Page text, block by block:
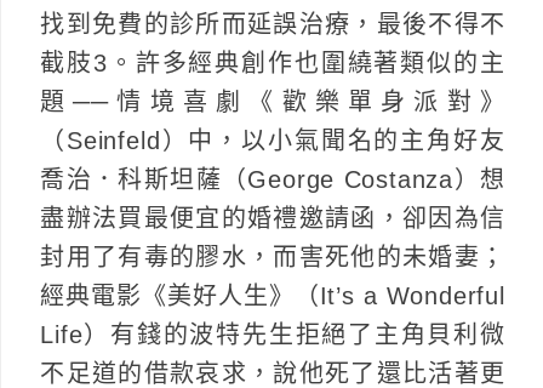
找到免費的診所而延誤治療，最後不得不
截肢3。許多經典創作也圍繞著類似的主
題──情境喜劇《歡樂單身派對》
（Seinfeld）中，以小氣聞名的主角好友
喬治．科斯坦薩（George Costanza）想
盡辦法買最便宜的婚禮邀請函，卻因為信
封用了有毒的膠水，而害死他的未婚妻；
經典電影《美好人生》（It’s a Wonderful
Life）有錢的波特先生拒絕了主角貝利微
不足道的借款哀求，說他死了還比活著更